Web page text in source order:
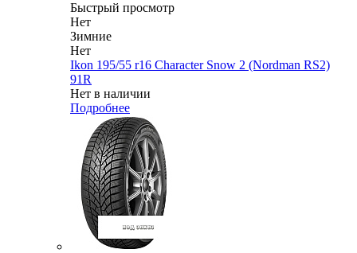
Быстрый просмотр
Нет
Зимние
Нет
Ikon 195/55 r16 Character Snow 2 (Nordman RS2)
91R
Нет в наличии
Подробнее